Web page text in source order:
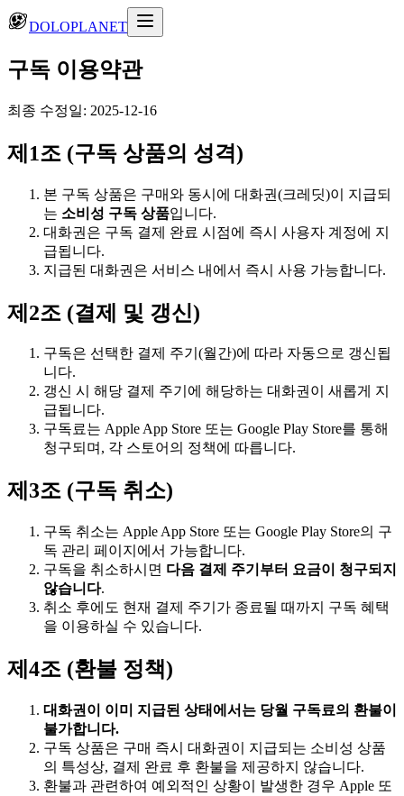
DOLOPLANET
구독 이용약관
최종 수정일: 2025-12-16
제1조 (구독 상품의 성격)
본 구독 상품은 구매와 동시에 대화권(크레딧)이 지급되
는 소비성 구독 상품입니다.
대화권은 구독 결제 완료 시점에 즉시 사용자 계정에 지
급됩니다.
지급된 대화권은 서비스 내에서 즉시 사용 가능합니다.
제2조 (결제 및 갱신)
구독은 선택한 결제 주기(월간)에 따라 자동으로 갱신됩
니다.
갱신 시 해당 결제 주기에 해당하는 대화권이 새롭게 지
급됩니다.
구독료는 Apple App Store 또는 Google Play Store를 통해
청구되며, 각 스토어의 정책에 따릅니다.
제3조 (구독 취소)
구독 취소는 Apple App Store 또는 Google Play Store의 구
독 관리 페이지에서 가능합니다.
구독을 취소하시면 다음 결제 주기부터 요금이 청구되지
않습니다.
취소 후에도 현재 결제 주기가 종료될 때까지 구독 혜택
을 이용하실 수 있습니다.
제4조 (환불 정책)
대화권이 이미 지급된 상태에서는 당월 구독료의 환불이
불가합니다.
구독 상품은 구매 즉시 대화권이 지급되는 소비성 상품
의 특성상, 결제 완료 후 환불을 제공하지 않습니다.
환불과 관련하여 예외적인 상황이 발생한 경우 Apple 또